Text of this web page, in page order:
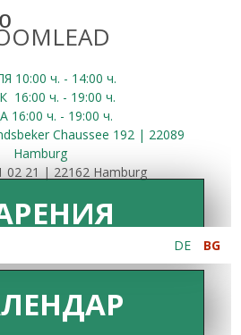
10:00 ч. - 14:00 ч.
16:00 ч. - 19:00 ч.
16:00 ч. - 19:00 ч.
Chaussee 192 | 22089
Hamburg
02 21 | 22162 Hamburg
DE BG